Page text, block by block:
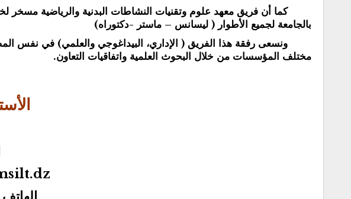
كما أن فريق معهد علوم وتقنيات النشاطات البدنية والرياضية مسخر
بالجامعة لجميع الأطوار ( ليسانس – ماستر -دكتوراه)
ونسعى رفقة هذا الفريق ( الإداري، البيداغوجي والعلمي) في نفس
مختلف المؤسسات من خلال البحوث العلمية واتفاقيات التعاون.